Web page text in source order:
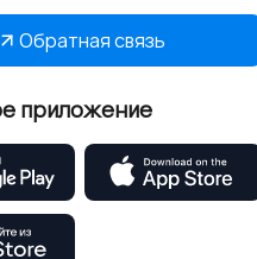
Обратная связь
приложение